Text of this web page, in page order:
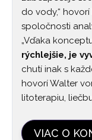
do vody,“
spoločnosti
„Vďaka
rýchlejšie, je
chutí inak s
hovorí Walter
litoterapiu,
VIAC O